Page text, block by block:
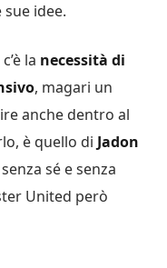
idee.
la necessità di
, magari un
anche dentro al
è quello di Jadon
sé e senza
United però